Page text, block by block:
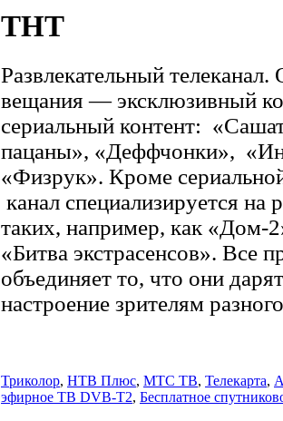
ТНТ
Развлекательный телеканал.
вещания — эксклюзивный
сериальный контент:
пацаны», «Деффчонки»,
«Физрук». Кроме
канал специализируется на
таких, например, как
«Битва экстрасенсов». Все
объединяет то, что они
настроение зрителям
Триколор, НТВ Плюс, МТС ТВ, Телекарта,
эфирное ТВ DVB-T2, Бесплатное